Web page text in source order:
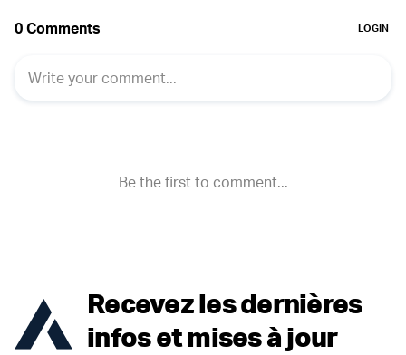
Recevez les dernières
infos et mises à jour